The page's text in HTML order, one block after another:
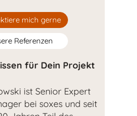
mich gerne
Referenzen
für Dein Projekt
ist Senior Expert
bei soxes und seit